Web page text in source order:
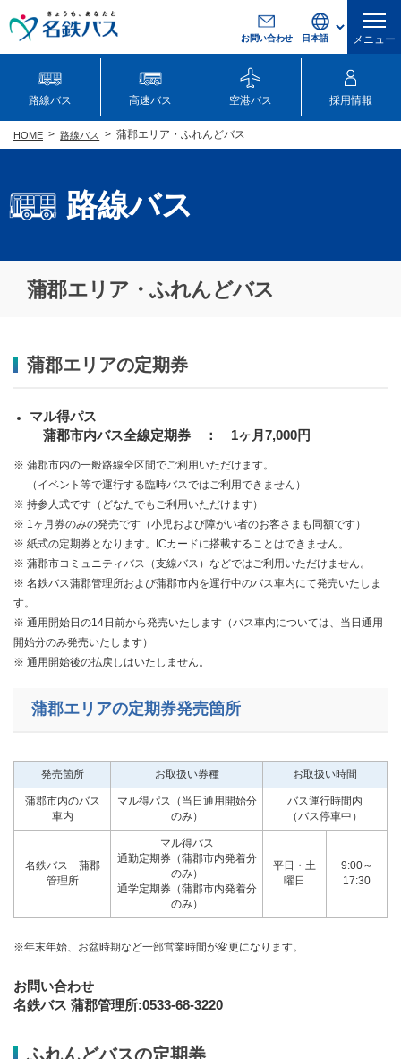
お問い合わせ メニュー
路線バス 高速バス 空港バス 採用情報
路線バス
HOME 路線バス 蒲郡エリア・ふれんどバス
蒲郡エリア・ふれんどバス
蒲郡エリアの定期券
マル得パス
蒲郡市内バス全線定期券 ： 1ヶ月7,000円
※ 蒲郡市内の一般路線全区間でご利用いただけます。
（イベント等で運行する臨時バスではご利用できません）
※ 持参人式です（どなたでもご利用いただけます）
※ 1ヶ月券のみの発売です（小児および障がい者のお客さまも同額です）
※ 紙式の定期券となります。ICカードに搭載することはできません。
※ 蒲郡市コミュニティバス（支線バス）などではご利用いただけません。
※ 名鉄バス蒲郡管理所および蒲郡市内を運行中のバス車内にて発売いたしま
す。
※ 通用開始日の14日前から発売いたします（バス車内については、当日通用
開始分のみ発売いたします）
※ 通用開始後の払戻しはいたしません。
蒲郡エリアの定期券発売箇所
発売箇所 お取扱い券種 お取扱い時間
蒲郡市内のバス
車内
マル得パス（当日通用開始分
のみ）
バス運行時間内
（バス停車中）
名鉄バス 蒲郡
管理所
マル得パス
通勤定期券（蒲郡市内発着分
のみ）
通学定期券（蒲郡市内発着分
のみ）
平日・土
曜日
9:00～
17:30
※年末年始、お盆時期など一部営業時間が変更になります。
お問い合わせ
名鉄バス 蒲郡管理所:0533-68-3220
ふれんどバスの定期券